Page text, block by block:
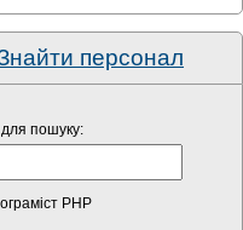
персонал
для пошуку:
PHP